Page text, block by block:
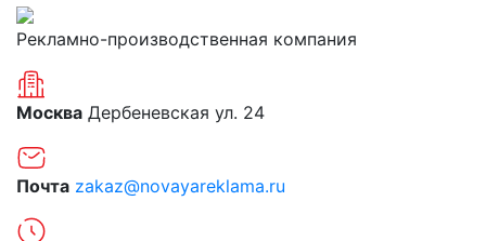
Рекламно-производственная компания
Москва Дербеневская ул. 24
Почта zakaz@novayareklama.ru